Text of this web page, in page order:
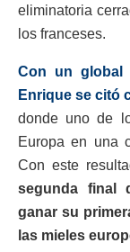
eliminatoria
los franceses.
Con un global
Enrique se citó
donde uno de
Europa en una
Con este
segunda final
ganar su
las mieles